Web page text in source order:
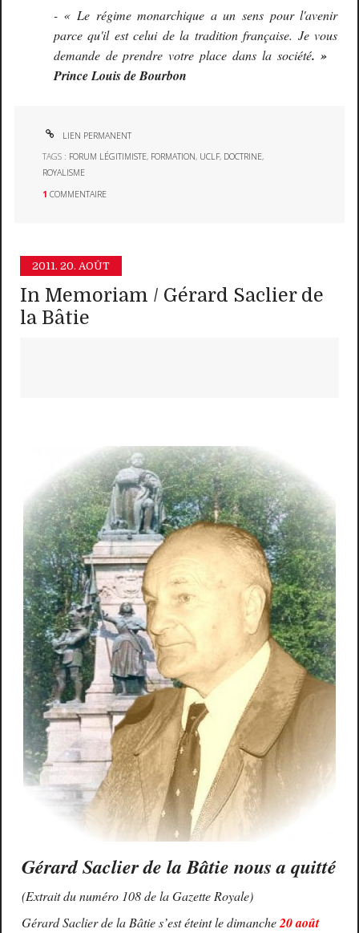
- « Le régime monarchique a un sens pour l'avenir
parce qu'il est celui de la tradition française. Je vous
demande de prendre votre place dans la société. »
Prince Louis de Bourbon
LIEN PERMANENT
TAGS : FORUM LÉGITIMISTE, FORMATION, UCLF, DOCTRINE,
ROYALISME
1 COMMENTAIRE
2011. 20. AOÛT
In Memoriam / Gérard Saclier de
la Bâtie
Gérard Saclier de la Bâtie nous a quitté
(Extrait du numéro 108 de la Gazette Royale)
Gérard Saclier de la Bâtie s’est éteint le dimanche20 août